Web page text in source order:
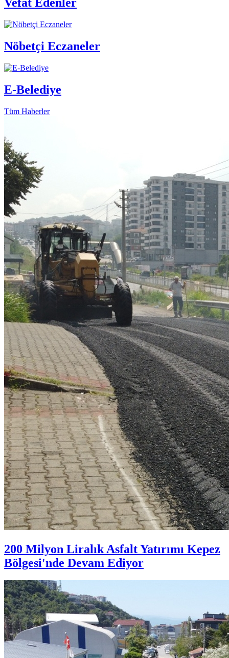
Vefat Edenler
Nöbetçi Eczaneler
E-Belediye
Tüm Haberler
200 Milyon Liralık Asfalt Yatırımı Kepez
Bölgesi'nde Devam Ediyor